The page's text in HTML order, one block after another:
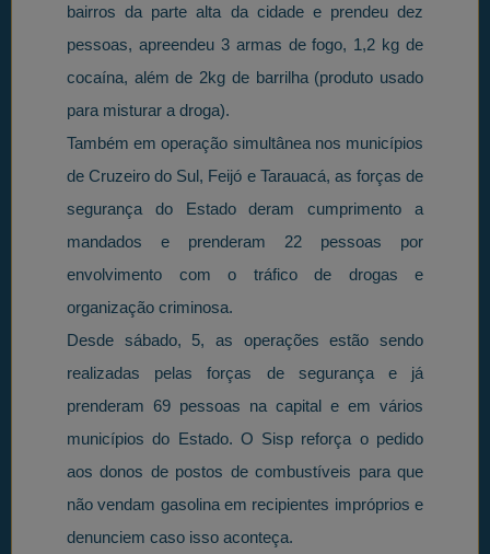
bairros da parte alta da cidade e prendeu dez
pessoas, apreendeu 3 armas de fogo, 1,2 kg de
cocaína, além de 2kg de barrilha (produto usado
para misturar a droga).
Também em operação simultânea nos municípios
de Cruzeiro do Sul, Feijó e Tarauacá, as forças de
segurança do Estado deram cumprimento a
mandados e prenderam 22 pessoas por
envolvimento com o tráfico de drogas e
organização criminosa.
Desde sábado, 5, as operações estão sendo
realizadas pelas forças de segurança e já
prenderam 69 pessoas na capital e em vários
municípios do Estado. O Sisp reforça o pedido
aos donos de postos de combustíveis para que
não vendam gasolina em recipientes impróprios e
denunciem caso isso aconteça.